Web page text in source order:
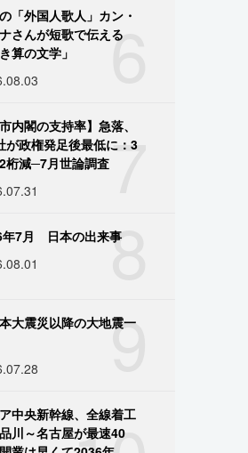
6
「外国人歌人」カン・
さんが短歌で伝える
算の文学」
7
市内閣の支持率】急落、
が政権発足後最低に：3
桁減─7月世論調査
8
年7月 日本の出来事
9
大震災以降の大地震一
中央新幹線、全線着工
川～名古屋が最速40